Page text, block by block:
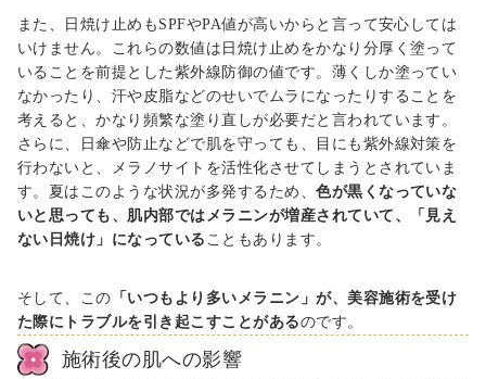
また、日焼け止めもSPFやPA値が高いからと言って安心しては
いけません。これらの数値は日焼け止めをかなり分厚く塗って
いることを前提とした紫外線防御の値です。薄くしか塗ってい
なかったり、汗や皮脂などのせいでムラになったりすることを
考えると、かなり頻繁な塗り直しが必要だと言われています。
さらに、日傘や防止などで肌を守っても、目にも紫外線対策を
行わないと、メラノサイトを活性化させてしまうとされていま
す。夏はこのような状況が多発するため、色が黒くなっていな
いと思っても、肌内部ではメラニンが増産されていて、「見え
ない日焼け」になっている こともあります。
そして、この 「いつもより多いメラニン」が、美容施術を受け
た際にトラブルを引き起こすことがあるのです。
施術後の肌への影響